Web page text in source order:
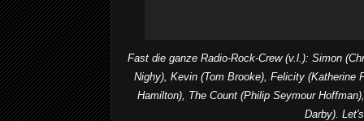
Fast die ganze Radio-Rock-Crew (v.l.): Simon
Nighy), Kevin (Tom Brooke), Felicity (Katherine
Hamilton), The Count (Philip Seymour
Darby).